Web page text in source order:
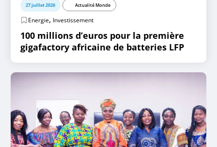
27 juillet 2026 Actualité Monde
Energie, Investissement
100 millions d’euros pour la première
gigafactory africaine de batteries LFP